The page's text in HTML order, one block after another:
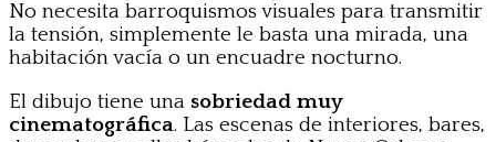
No necesita barroquismos visuales para transmitir
la tensión, simplemente le basta una mirada, una
habitación vacía o un encuadre nocturno.
El dibujo tiene una sobriedad muy
cinematográfica. Las escenas de interiores, bares,